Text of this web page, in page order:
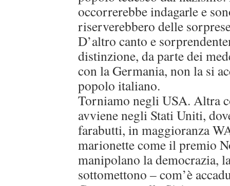
occorrerebbe indagarle e
riserverebbero delle
D’altro canto e
distinzione, da parte dei
con la Germania, non la si
popolo italiano.
Torniamo negli USA. Altra
avviene negli Stati Uniti,
farabutti, in maggioranza
marionette come il premio
manipolano la democrazia,
sottomettono – com’è